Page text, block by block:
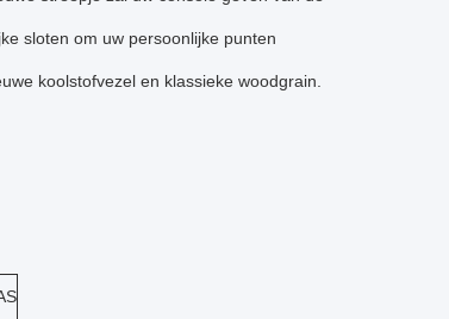
sloten om uw persoonlijke punten
koolstofvezel en klassieke woodgrain.